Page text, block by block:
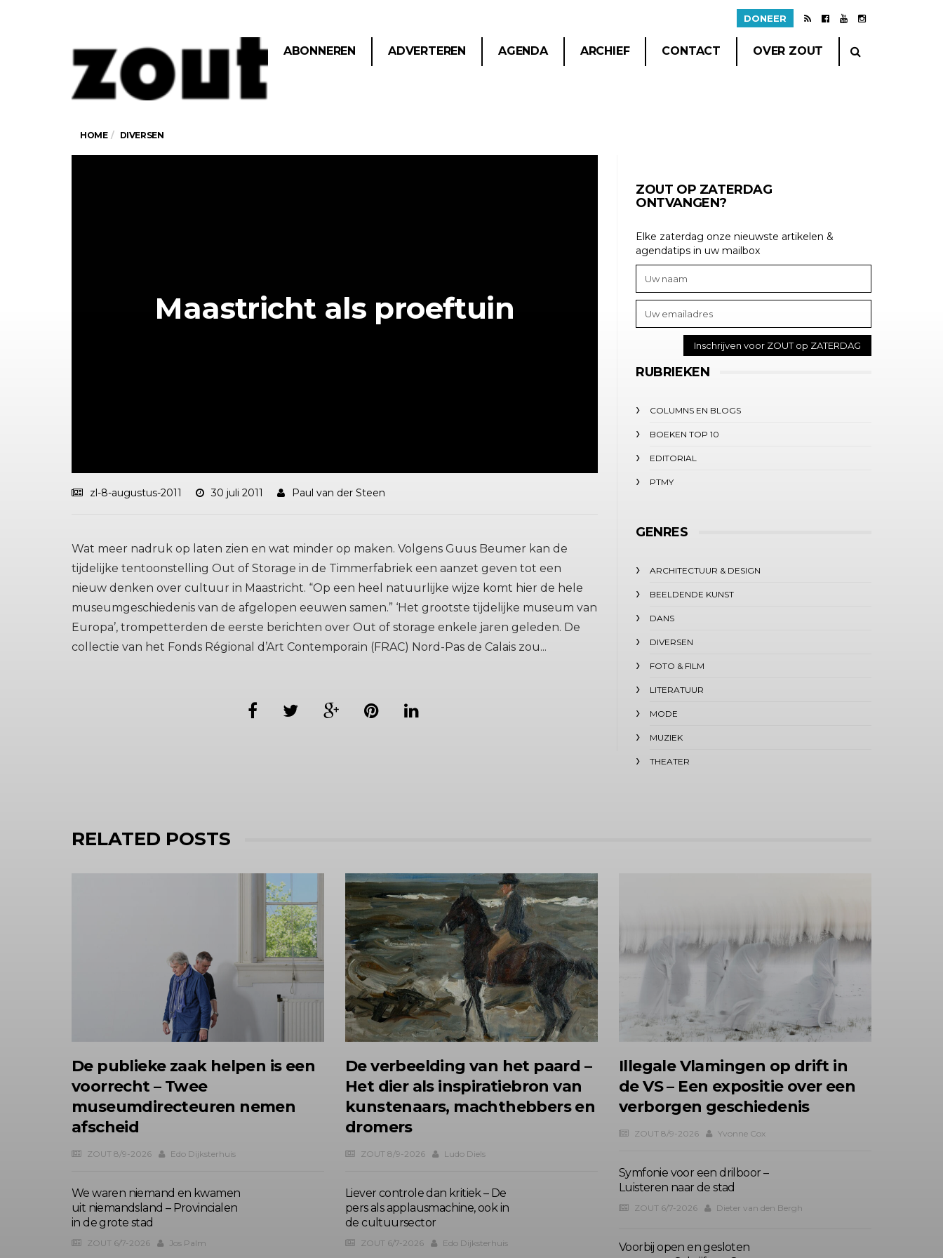
DONEER
ABONNEREN ADVERTEREN AGENDA ARCHIEF CONTACT OVER ZOUT
HOME DIVERSEN
Maastricht als proeftuin
zl-8-augustus-2011 30 juli 2011 Paul van der Steen
Wat meer nadruk op laten zien en wat minder op maken. Volgens Guus Beumer kan de
tijdelijke tentoonstelling Out of Storage in de Timmerfabriek een aanzet geven tot een
nieuw denken over cultuur in Maastricht. “Op een heel natuurlijke wijze komt hier de hele
museumgeschiedenis van de afgelopen eeuwen samen.” ‘Het grootste tijdelijke museum van
Europa’, trompetterden de eerste berichten over Out of storage enkele jaren geleden. De
collectie van het Fonds Régional d’Art Contemporain (FRAC) Nord-Pas de Calais zou...
ZOUT OP ZATERDAG
ONTVANGEN?
Elke zaterdag onze nieuwste artikelen &
agendatips in uw mailbox
RUBRIEKEN
COLUMNS EN BLOGS
BOEKEN TOP 10
EDITORIAL
PTMY
GENRES
ARCHITECTUUR & DESIGN
BEELDENDE KUNST
DANS
DIVERSEN
FOTO & FILM
LITERATUUR
MODE
MUZIEK
THEATER
RELATED POSTS
De publieke zaak helpen is een
voorrecht – Twee
museumdirecteuren nemen
afscheid
ZOUT 8/9-2026 Edo Dijksterhuis
We waren niemand en kwamen
uit niemandsland – Provincialen
in de grote stad
ZOUT 6/7-2026 Jos Palm
De verbeelding van het paard –
Het dier als inspiratiebron van
kunstenaars, machthebbers en
dromers
ZOUT 8/9-2026 Ludo Diels
Liever controle dan kritiek – De
pers als applausmachine, ook in
de cultuursector
ZOUT 6/7-2026 Edo Dijksterhuis
Illegale Vlamingen op drift in
de VS – Een expositie over een
verborgen geschiedenis
ZOUT 8/9-2026 Yvonne Cox
Symfonie voor een drilboor –
Luisteren naar de stad
ZOUT 6/7-2026 Dieter van den Bergh
Voorbij open en gesloten